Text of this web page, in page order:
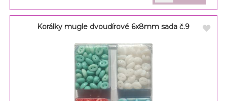
Korálky mugle dvoudírové 6x8mm sada č.9